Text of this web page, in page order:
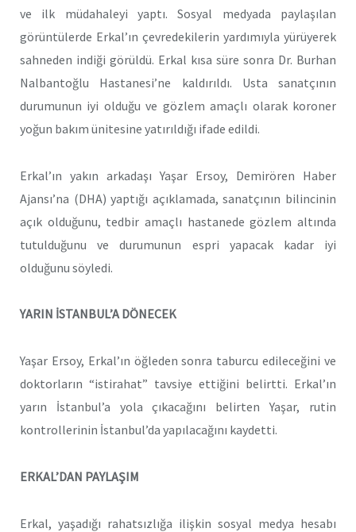
ve ilk müdahaleyi yaptı. Sosyal medyada paylaşılan
görüntülerde Erkal’ın çevredekilerin yardımıyla yürüyerek
sahneden indiği görüldü. Erkal kısa süre sonra Dr. Burhan
Nalbantoğlu Hastanesi’ne kaldırıldı. Usta sanatçının
durumunun iyi olduğu ve gözlem amaçlı olarak koroner
yoğun bakım ünitesine yatırıldığı ifade edildi.
Erkal’ın yakın arkadaşı Yaşar Ersoy, Demirören Haber
Ajansı’na (DHA) yaptığı açıklamada, sanatçının bilincinin
açık olduğunu, tedbir amaçlı hastanede gözlem altında
tutulduğunu ve durumunun espri yapacak kadar iyi
olduğunu söyledi.
YARIN İSTANBUL’A DÖNECEK
Yaşar Ersoy, Erkal’ın öğleden sonra taburcu edileceğini ve
doktorların “istirahat” tavsiye ettiğini belirtti. Erkal’ın
yarın İstanbul’a yola çıkacağını belirten Yaşar, rutin
kontrollerinin İstanbul’da yapılacağını kaydetti.
ERKAL’DAN PAYLAŞIM
Erkal, yaşadığı rahatsızlığa ilişkin sosyal medya hesabı